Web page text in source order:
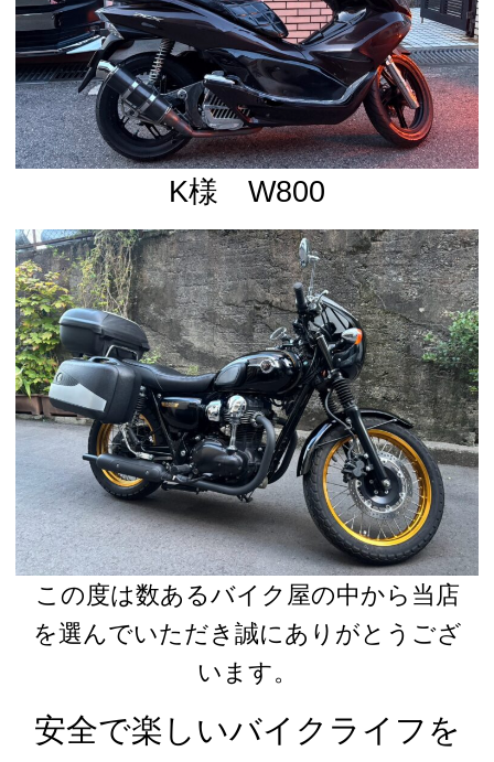
K様 W800
この度は数あるバイク屋の中から当店
を選んでいただき誠にありがとうござ
います。
安全で楽しいバイクライフを